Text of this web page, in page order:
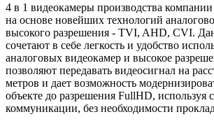
4 в 1 видеокамеры производства
на основе новейших технологий
высокого разрешения - TVI, AHD, CVI.
сочетают в себе легкость и удобство
аналоговых видеокамер и высокое
позволяют передавать видеосигнал на
метров и дает возможность
объекте до разрешения FullHD, используя
коммуникации, без необходимости